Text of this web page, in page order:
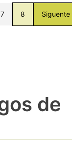
7 8 Siguente
de